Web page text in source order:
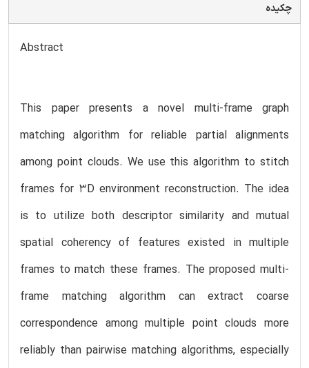
چکیده
Abstract
This paper presents a novel multi-frame graph
matching algorithm for reliable partial alignments
among point clouds. We use this algorithm to stitch
frames for 3D environment reconstruction. The idea
is to utilize both descriptor similarity and mutual
spatial coherency of features existed in multiple
frames to match these frames. The proposed multi-
frame matching algorithm can extract coarse
correspondence among multiple point clouds more
reliably than pairwise matching algorithms, especially